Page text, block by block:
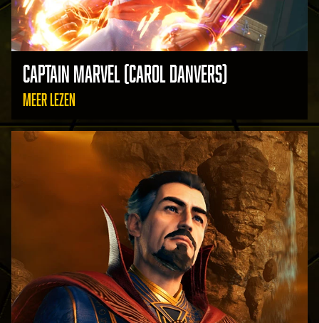
CAPTAIN MARVEL (CAROL DANVERS)
MEER LEZEN